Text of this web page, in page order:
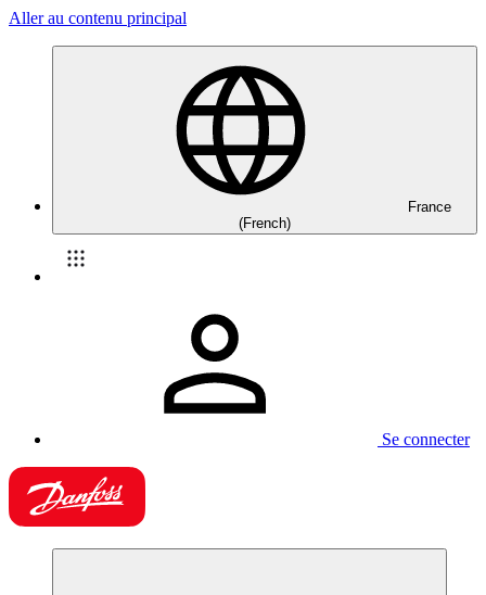
Aller au contenu principal
France
(French)
Se connecter